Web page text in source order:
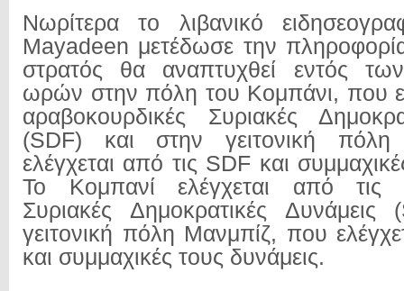
Νωρίτερα το λιβανικό
Mayadeen μετέδωσε την
στρατός θα αναπτυχθεί εντός
ωρών στην πόλη του Κομπάνι, που
αραβοκουρδικές Συριακές
(SDF) και στην γειτονική
ελέγχεται από τις SDF και
Το Κομπανί ελέγχεται από τις
Συριακές Δημοκρατικές
γειτονική πόλη Μανμπίζ, που
και συμμαχικές τους δυνάμεις.